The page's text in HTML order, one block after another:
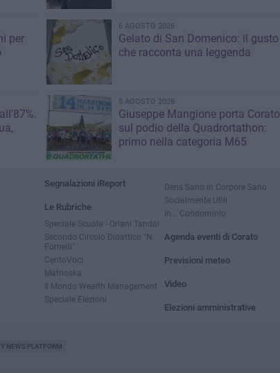
per
6 AGOSTO 2026
Gelato di San Domenico: il gusto
che racconta una leggenda
5 AGOSTO 2026
Giuseppe Mangione porta Corato
sul podio della Quadrortathon:
primo nella categoria M65
Segnalazioni iReport
Le Rubriche
Speciale Scuola - Oriani Tandoi
Secondo Circolo Didattico "N.
Fornelli"
CentoVoci
Matrioska
Il Mondo Wealth Management
Speciale Elezioni
Dens Sano in Corpore Sano
Socialmente Utili
In... Condominio
Agenda eventi di Corato
Previsioni meteo
Video
Elezioni amministrative
NEWS PLATFORM